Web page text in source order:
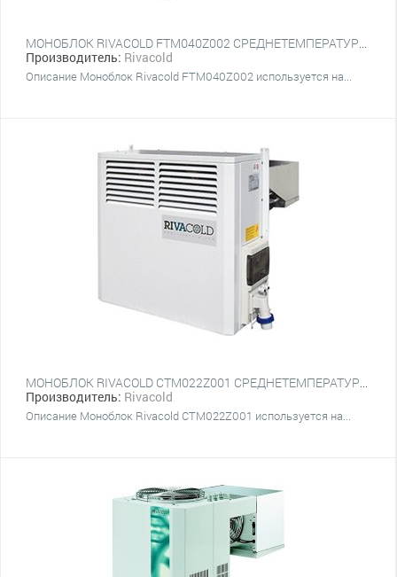
МОНОБЛОК RIVACOLD FTM040Z002 СРЕДНЕТЕМПЕРАТУРНЫЙ НАСТЕННЫЙ
Производитель: Rivacold
Описание Моноблок Rivacold FTM040Z002 используется на...
МОНОБЛОК RIVACOLD CTM022Z001 СРЕДНЕТЕМПЕРАТУРНЫЙ НАСТЕННЫЙ
Производитель: Rivacold
Описание Моноблок Rivacold CTM022Z001 используется на...